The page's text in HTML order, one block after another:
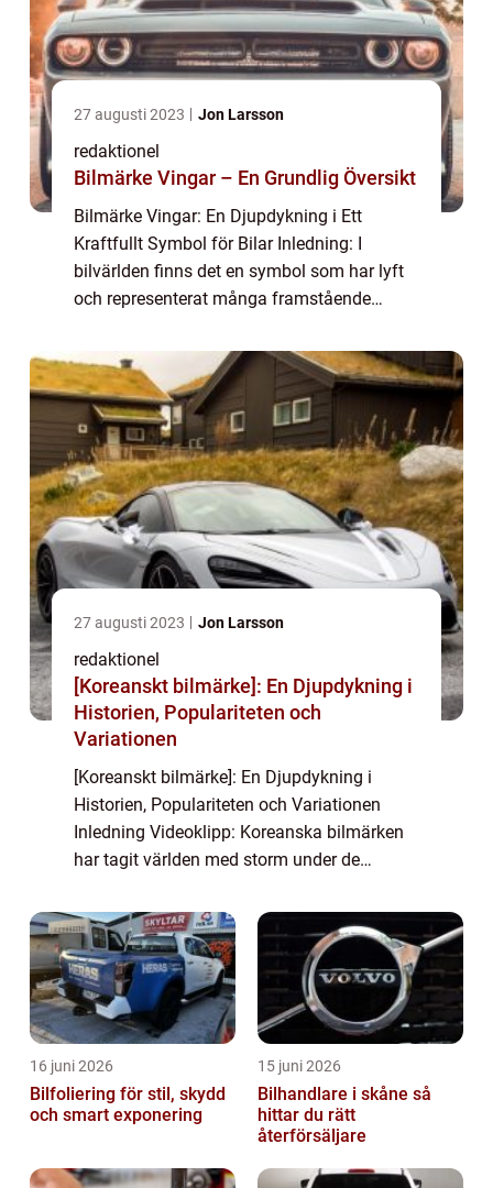
27 augusti 2023 Jon Larsson
redaktionel
Bilmärke Vingar – En Grundlig Översikt
Bilmärke Vingar: En Djupdykning i Ett
Kraftfullt Symbol för Bilar Inledning: I
bilvärlden finns det en symbol som har lyft
och representerat många framstående
ikoniska designfunktion har blivit synonymt
med snab...
27 augusti 2023 Jon Larsson
redaktionel
[Koreanskt bilmärke]: En Djupdykning i
Historien, Populariteten och
Variationen
[Koreanskt bilmärke]: En Djupdykning i
Historien, Populariteten och Variationen
Inledning Videoklipp: Koreanska bilmärken
har tagit världen med storm under de
spelare på marknaden har de växt till att bli
res...
16 juni 2026
Bilfoliering för stil, skydd
och smart exponering
15 juni 2026
Bilhandlare i skåne så
hittar du rätt
återförsäljare